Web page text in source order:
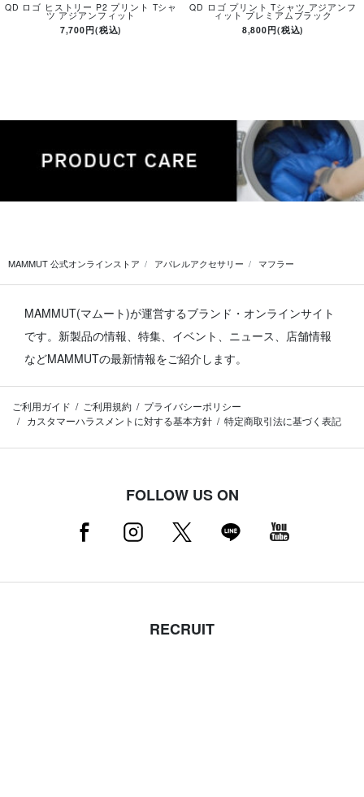
QD ロゴ ヒストリー P2 プリント Tシャ
ツ アジアンフィット
7,700円(税込)
QD ロゴ プリント Tシャツ アジアンフ
ィット プレミアムブラック
8,800円(税込)
MAMMUT 公式オンラインストア アパレルアクセサリー マフラー
MAMMUT(マムート)が運営するブランド・オンラインサイト
です。 新製品の情報、特集、イベント、ニュース、店舗情報
などMAMMUTの最新情報をご紹介します。
ご利用ガイド ご利用規約
プライバシーポリシー
カスタマーハラスメントに対する基本方針
特定商取引法に基づく表記
FOLLOW US ON
RECRUIT